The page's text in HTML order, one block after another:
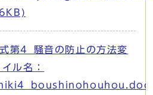
第4_騒音の防止の方法変
ル名：